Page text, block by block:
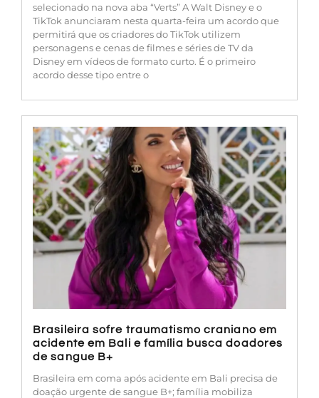
selecionado na nova aba “Verts” A Walt Disney e o
TikTok anunciaram nesta quarta-feira um acordo que
permitirá que os criadores do TikTok utilizem
personagens e cenas de filmes e séries de TV da
Disney em vídeos de formato curto. É o primeiro
acordo desse tipo entre o
Brasileira sofre traumatismo craniano em
acidente em Bali e família busca doadores
de sangue B+
Brasileira em coma após acidente em Bali precisa de
doação urgente de sangue B+; família mobiliza